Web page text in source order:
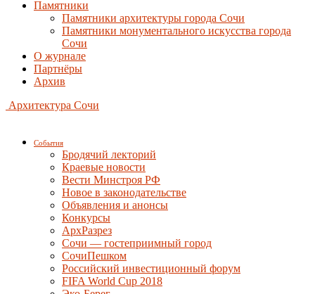
Памятники
Памятники архитектуры города Сочи
Памятники монументального искусства города
Сочи
О журнале
Партнёры
Архив
Архитектура Сочи
События
Бродячий лекторий
Краевые новости
Вести Минстроя РФ
Новое в законодательстве
Объявления и анонсы
Конкурсы
АрхРазрез
Сочи — гостеприимный город
СочиПешком
Российский инвестиционный форум
FIFA World Cup 2018